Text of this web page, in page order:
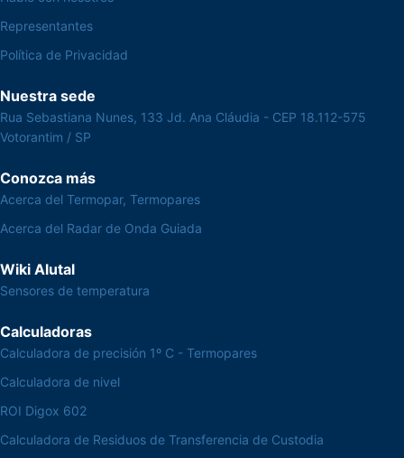
Representantes
Política de Privacidad
Nuestra sede
Rua Sebastiana Nunes, 133 Jd. Ana Cláudia - CEP 18.112-575
Votorantim / SP
Conozca más
Acerca del Termopar, Termopares
Acerca del Radar de Onda Guiada
Wiki Alutal
Sensores de temperatura
Calculadoras
Calculadora de precisión 1º C - Termopares
Calculadora de nivel
ROI Digox 602
Calculadora de Residuos de Transferencia de Custodia